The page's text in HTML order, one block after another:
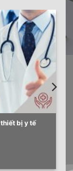
bị y tế